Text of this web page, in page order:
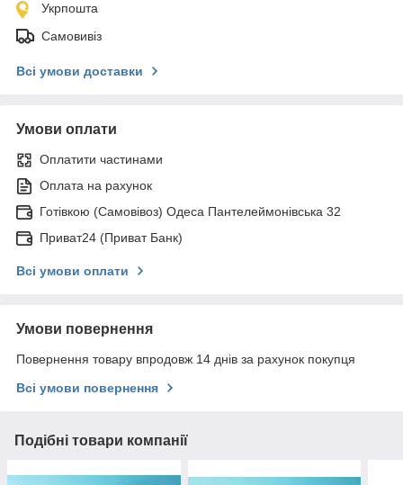
Укрпошта
Самовивіз
Всі умови доставки
Умови оплати
Оплатити частинами
Оплата на рахунок
Готівкою (Самовівоз) Одеса Пантелеймонівська 32
Приват24 (Приват Банк)
Всі умови оплати
Умови повернення
Повернення товару впродовж 14 днів за рахунок покупця
Всі умови повернення
Подібні товари компанії